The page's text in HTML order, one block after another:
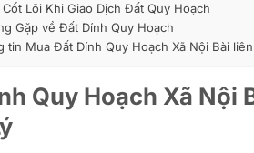
Lõi Khi Giao Dịch Đất Quy Hoạch
Gặp về Đất Dính Quy Hoạch
tin Mua Đất Dính Quy Hoạch Xã Nội Bài
Quy Hoạch Xã Nội